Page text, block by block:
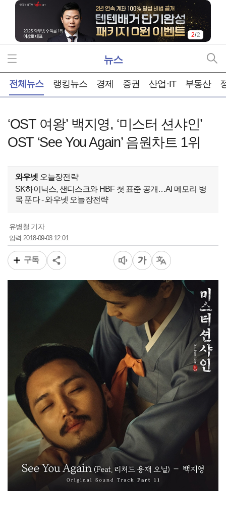
1/2
뉴스
전체뉴스 랭킹뉴스 경제 증권 산업·IT 부동산
‘OST 여왕’ 백지영, ‘미스터 션샤인’
OST ‘See You Again’ 음원차트 1위
와우넷 오늘장전략
SK하이닉스, 샌디스크와 HBF 첫 표준 공개…AI 메모리 병
목 푼다 - 와우넷 오늘장전략
유병철 기자
입력 2018-09-03 12:01
구독